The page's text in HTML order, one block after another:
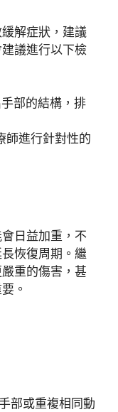
解症狀，建議
議進行以下檢
部的結構，排
師進行針對性的
日益加重，不
恢復周期。繼
重的傷害，甚
。
部或重複相同動